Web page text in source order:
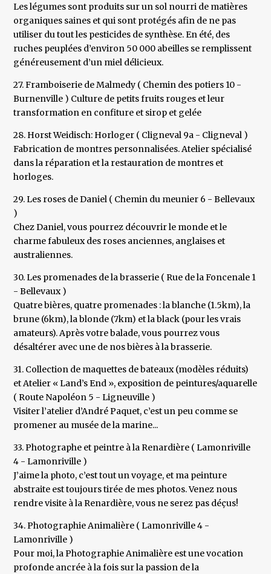
Les légumes sont produits sur un sol nourri de matières
organiques saines et qui sont protégés afin de ne pas
utiliser du tout les pesticides de synthèse. En été, des
ruches peuplées d’environ 50 000 abeilles se remplissent
généreusement d’un miel délicieux.
27. Framboiserie de Malmedy ( Chemin des potiers 10 -
Burnenville ) Culture de petits fruits rouges et leur
transformation en confiture et sirop et gelée
28. Horst Weidisch: Horloger ( Cligneval 9a - Cligneval )
Fabrication de montres personnalisées. Atelier spécialisé
dans la réparation et la restauration de montres et
horloges.
29. Les roses de Daniel ( Chemin du meunier 6 - Bellevaux
)
Chez Daniel, vous pourrez découvrir le monde et le
charme fabuleux des roses anciennes, anglaises et
australiennes.
30. Les promenades de la brasserie ( Rue de la Foncenale 1
- Bellevaux )
Quatre bières, quatre promenades : la blanche (1.5km), la
brune (6km), la blonde (7km) et la black (pour les vrais
amateurs). Après votre balade, vous pourrez vous
désaltérer avec une de nos bières à la brasserie.
31. Collection de maquettes de bateaux (modèles réduits)
et Atelier « Land’s End », exposition de peintures/aquarelle
( Route Napoléon 5 - Ligneuville )
Visiter l’atelier d’André Paquet, c’est un peu comme se
promener au musée de la marine...
33. Photographe et peintre à la Renardière ( Lamonriville
4 - Lamonriville )
J’aime la photo, c’est tout un voyage, et ma peinture
abstraite est toujours tirée de mes photos. Venez nous
rendre visite à la Renardière, vous ne serez pas déçus!
34. Photographie Animalière ( Lamonriville 4 -
Lamonriville )
Pour moi, la Photographie Animalière est une vocation
profonde ancrée à la fois sur la passion de la